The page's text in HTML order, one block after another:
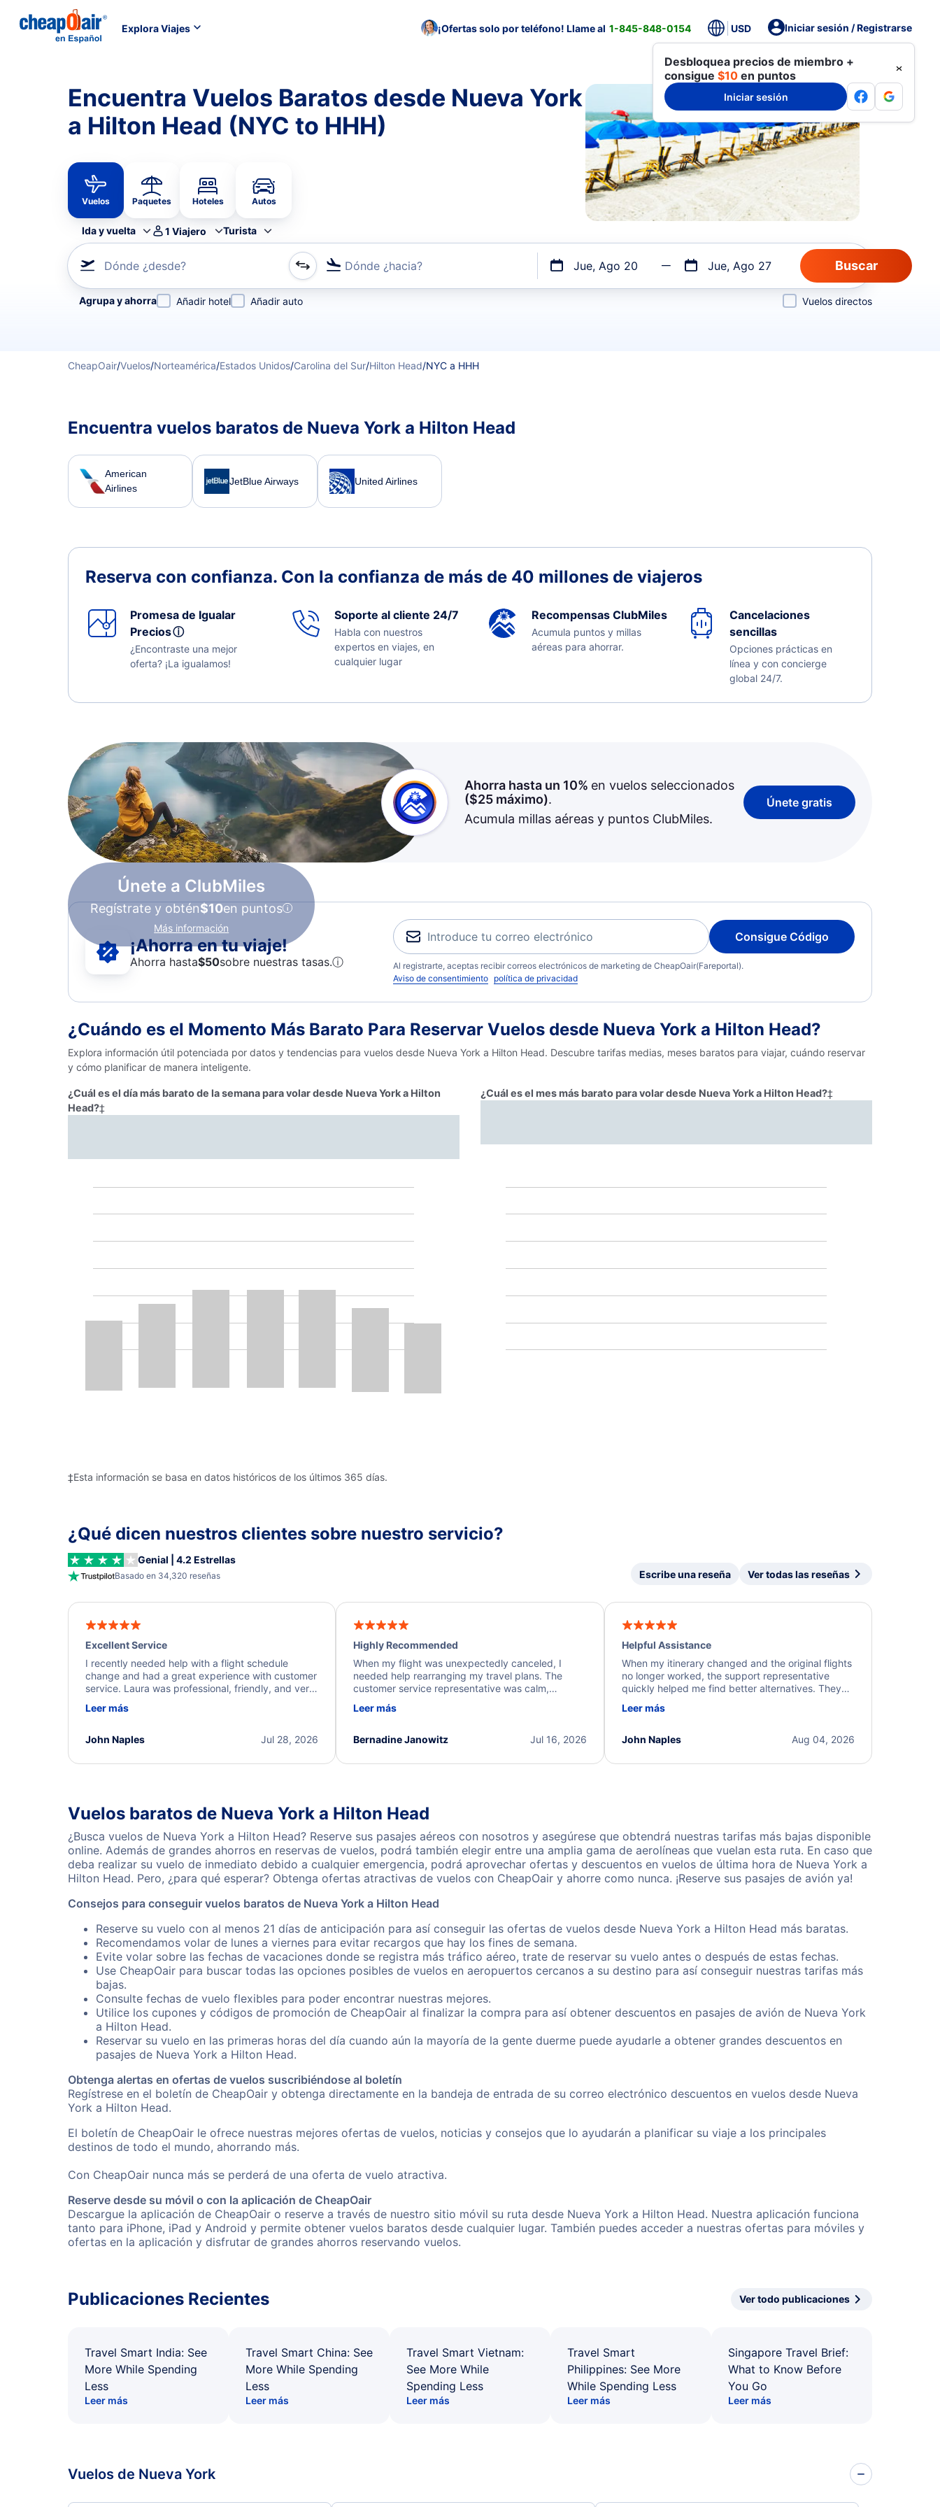
Explora Viajes ¡Ofertas solo por teléfono! Llame al 1-845-848-0154 USD Iniciar sesión / Registrarse
Desbloquea precios de miembro +
consigue $10 en puntos
Iniciar sesión
Encuentra Vuelos Baratos desde Nueva York
a Hilton Head (NYC to HHH)
Vuelos Paquetes Hoteles Autos
Ida y vuelta 1 Viajero Turista
Dónde ¿desde? Dónde ¿hacia? Jue, Ago 20 Jue, Ago 27
Refina tu búsqueda por aerolínea, por ciudad o aeropuerto o por vuelos directos
Agrupa y ahorra Añadir hotel Añadir auto Vuelos directos
CheapOair/Vuelos/Norteamérica/Estados Unidos/Carolina del Sur/Hilton Head/NYC a HHH
Encuentra vuelos baratos de Nueva York a Hilton Head
American
Airlines
JetBlue Airways United Airlines
Reserva con confianza. Con la confianza de más de 40 millones de viajeros
Promesa de Igualar
Preciosⓘ
¿Encontraste una mejor
oferta? ¡La igualamos!
Soporte al cliente 24/7
Habla con nuestros
expertos en viajes, en
cualquier lugar
Recompensas ClubMiles
Acumula puntos y millas
aéreas para ahorrar.
Cancelaciones
sencillas
Opciones prácticas en
línea y con concierge
global 24/7.
Únete a ClubMiles
Regístrate y obtén$10en puntos
Más información
Ahorra hasta un 10% en vuelos seleccionados
($25máximo).
Acumula millas aéreas y puntos ClubMiles.
Únete gratis
¡Ahorra en tu viaje!
Ahorra hasta$50sobre nuestras tasas.ⓘ
Consigue Código
Al registrarte, aceptas recibir correos electrónicos de marketing de CheapOair(Fareportal).
Aviso de consentimiento política de privacidad
¿Cuándo es el Momento Más Barato Para Reservar Vuelos desde Nueva York a Hilton Head?
Explora información útil potenciada por datos y tendencias para vuelos desde Nueva York a Hilton Head. Descubre tarifas medias, meses baratos para viajar, cuándo reservar
y cómo planificar de manera inteligente.
¿Cuál es el día más barato de la semana para volar desde Nueva York a Hilton
Head?‡
¿Cuál es el mes más barato para volar desde Nueva York a Hilton Head?‡
‡Esta información se basa en datos históricos de los últimos 365 días.
¿Qué dicen nuestros clientes sobre nuestro servicio?
Genial | 4.2 Estrellas
Basado en 34,320 reseñas Escribe una reseña Ver todas las reseñas
Excellent Service
I recently needed help with a flight schedule
change and had a great experience with customer
service. Laura was professional, friendly, and very
a solution and kept me informed of the next steps.
Leer más
Jul 28, 2026
John Naples
Highly Recommended
When my flight was unexpectedly canceled, I
needed help rearranging my travel plans. The
customer service representative was calm,
process. They quickly found alternative flight
I truly appreciate the excellent support and
Leer más
Jul 16, 2026
Bernadine Janowitz
Helpful Assistance
When my itinerary changed and the original flights
no longer worked, the support representative
quickly helped me find better alternatives. They
beyond to resolve the issue. I'm grateful for the
Leer más
Aug 04, 2026
John Naples
Vuelos baratos de Nueva York a Hilton Head
¿Busca vuelos de Nueva York a Hilton Head? Reserve sus pasajes aéreos con nosotros y asegúrese que obtendrá nuestras tarifas más bajas disponible
online. Además de grandes ahorros en reservas de vuelos, podrá también elegir entre una amplia gama de aerolíneas que vuelan esta ruta. En caso que
deba realizar su vuelo de inmediato debido a cualquier emergencia, podrá aprovechar ofertas y descuentos en vuelos de última hora de Nueva York a
Hilton Head. Pero, ¿para qué esperar? Obtenga ofertas atractivas de vuelos con CheapOair y ahorre como nunca. ¡Reserve sus pasajes de avión ya!
Consejos para conseguir vuelos baratos de Nueva York a Hilton Head
Reserve su vuelo con al menos 21 días de anticipación para así conseguir las ofertas de vuelos desde Nueva York a Hilton Head más baratas.
Recomendamos volar de lunes a viernes para evitar recargos que hay los fines de semana.
Evite volar sobre las fechas de vacaciones donde se registra más tráfico aéreo, trate de reservar su vuelo antes o después de estas fechas.
Use CheapOair para buscar todas las opciones posibles de vuelos en aeropuertos cercanos a su destino para así conseguir nuestras tarifas más
bajas.
Consulte fechas de vuelo flexibles para poder encontrar nuestras mejores.
Utilice los cupones y códigos de promoción de CheapOair al finalizar la compra para así obtener descuentos en pasajes de avión de Nueva York
a Hilton Head.
Reservar su vuelo en las primeras horas del día cuando aún la mayoría de la gente duerme puede ayudarle a obtener grandes descuentos en
pasajes de Nueva York a Hilton Head.
Obtenga alertas en ofertas de vuelos suscribiéndose al boletín
Regístrese en el boletín de CheapOair y obtenga directamente en la bandeja de entrada de su correo electrónico descuentos en vuelos desde Nueva
York a Hilton Head.
El boletín de CheapOair le ofrece nuestras mejores ofertas de vuelos, noticias y consejos que lo ayudarán a planificar su viaje a los principales
destinos de todo el mundo, ahorrando más.
Con CheapOair nunca más se perderá de una oferta de vuelo atractiva.
Reserve desde su móvil o con la aplicación de CheapOair
Descargue la aplicación de CheapOair o reserve a través de nuestro sitio móvil su ruta desde Nueva York a Hilton Head. Nuestra aplicación funciona
tanto para iPhone, iPad y Android y permite obtener vuelos baratos desde cualquier lugar. También puedes acceder a nuestras ofertas para móviles y
ofertas en la aplicación y disfrutar de grandes ahorros reservando vuelos.
Publicaciones Recientes Ver todo publicaciones
Travel Smart India: See
More While Spending
Less
Leer más
Travel Smart China: See
More While Spending
Less
Leer más
Travel Smart Vietnam:
See More While
Spending Less
Leer más
Travel Smart
Philippines: See More
While Spending Less
Leer más
Singapore Travel Brief:
What to Know Before
You Go
Leer más
Vuelos de Nueva York